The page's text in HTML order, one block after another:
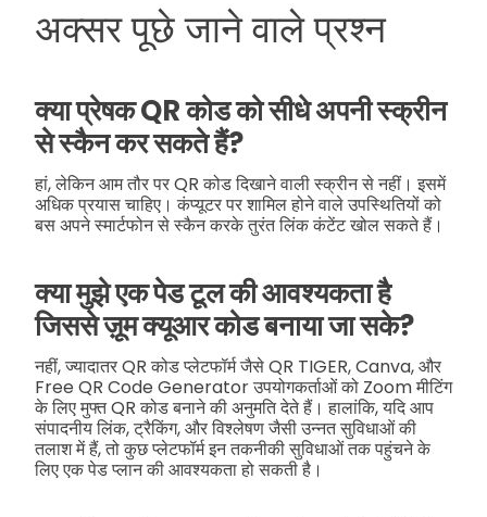
अक्सर पूछे जाने वाले प्रश्न
क्या प्रेषक QR कोड को सीधे अपनी स्क्रीन
से स्कैन कर सकते हैं?
हां, लेकिन आम तौर पर QR कोड दिखाने वाली स्क्रीन से नहीं। इसमें
अधिक प्रयास चाहिए। कंप्यूटर पर शामिल होने वाले उपस्थितियों को
बस अपने स्मार्टफोन से स्कैन करके तुरंत लिंक कंटेंट खोल सकते हैं।
क्या मुझे एक पेड टूल की आवश्यकता है
जिससे ज़ूम क्यूआर कोड बनाया जा सके?
नहीं, ज्यादातर QR कोड प्लेटफॉर्म जैसे QR TIGER, Canva, और
Free QR Code Generator उपयोगकर्ताओं को Zoom मीटिंग
के लिए मुफ्त QR कोड बनाने की अनुमति देते हैं। हालांकि, यदि आप
संपादनीय लिंक, ट्रैकिंग, और विश्लेषण जैसी उन्नत सुविधाओं की
तलाश में हैं, तो कुछ प्लेटफॉर्म इन तकनीकी सुविधाओं तक पहुंचने के
लिए एक पेड प्लान की आवश्यकता हो सकती है।